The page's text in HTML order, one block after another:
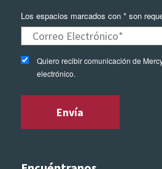
Los espacios marcados con * son
Quiero recibir comunicación de
electrónico.